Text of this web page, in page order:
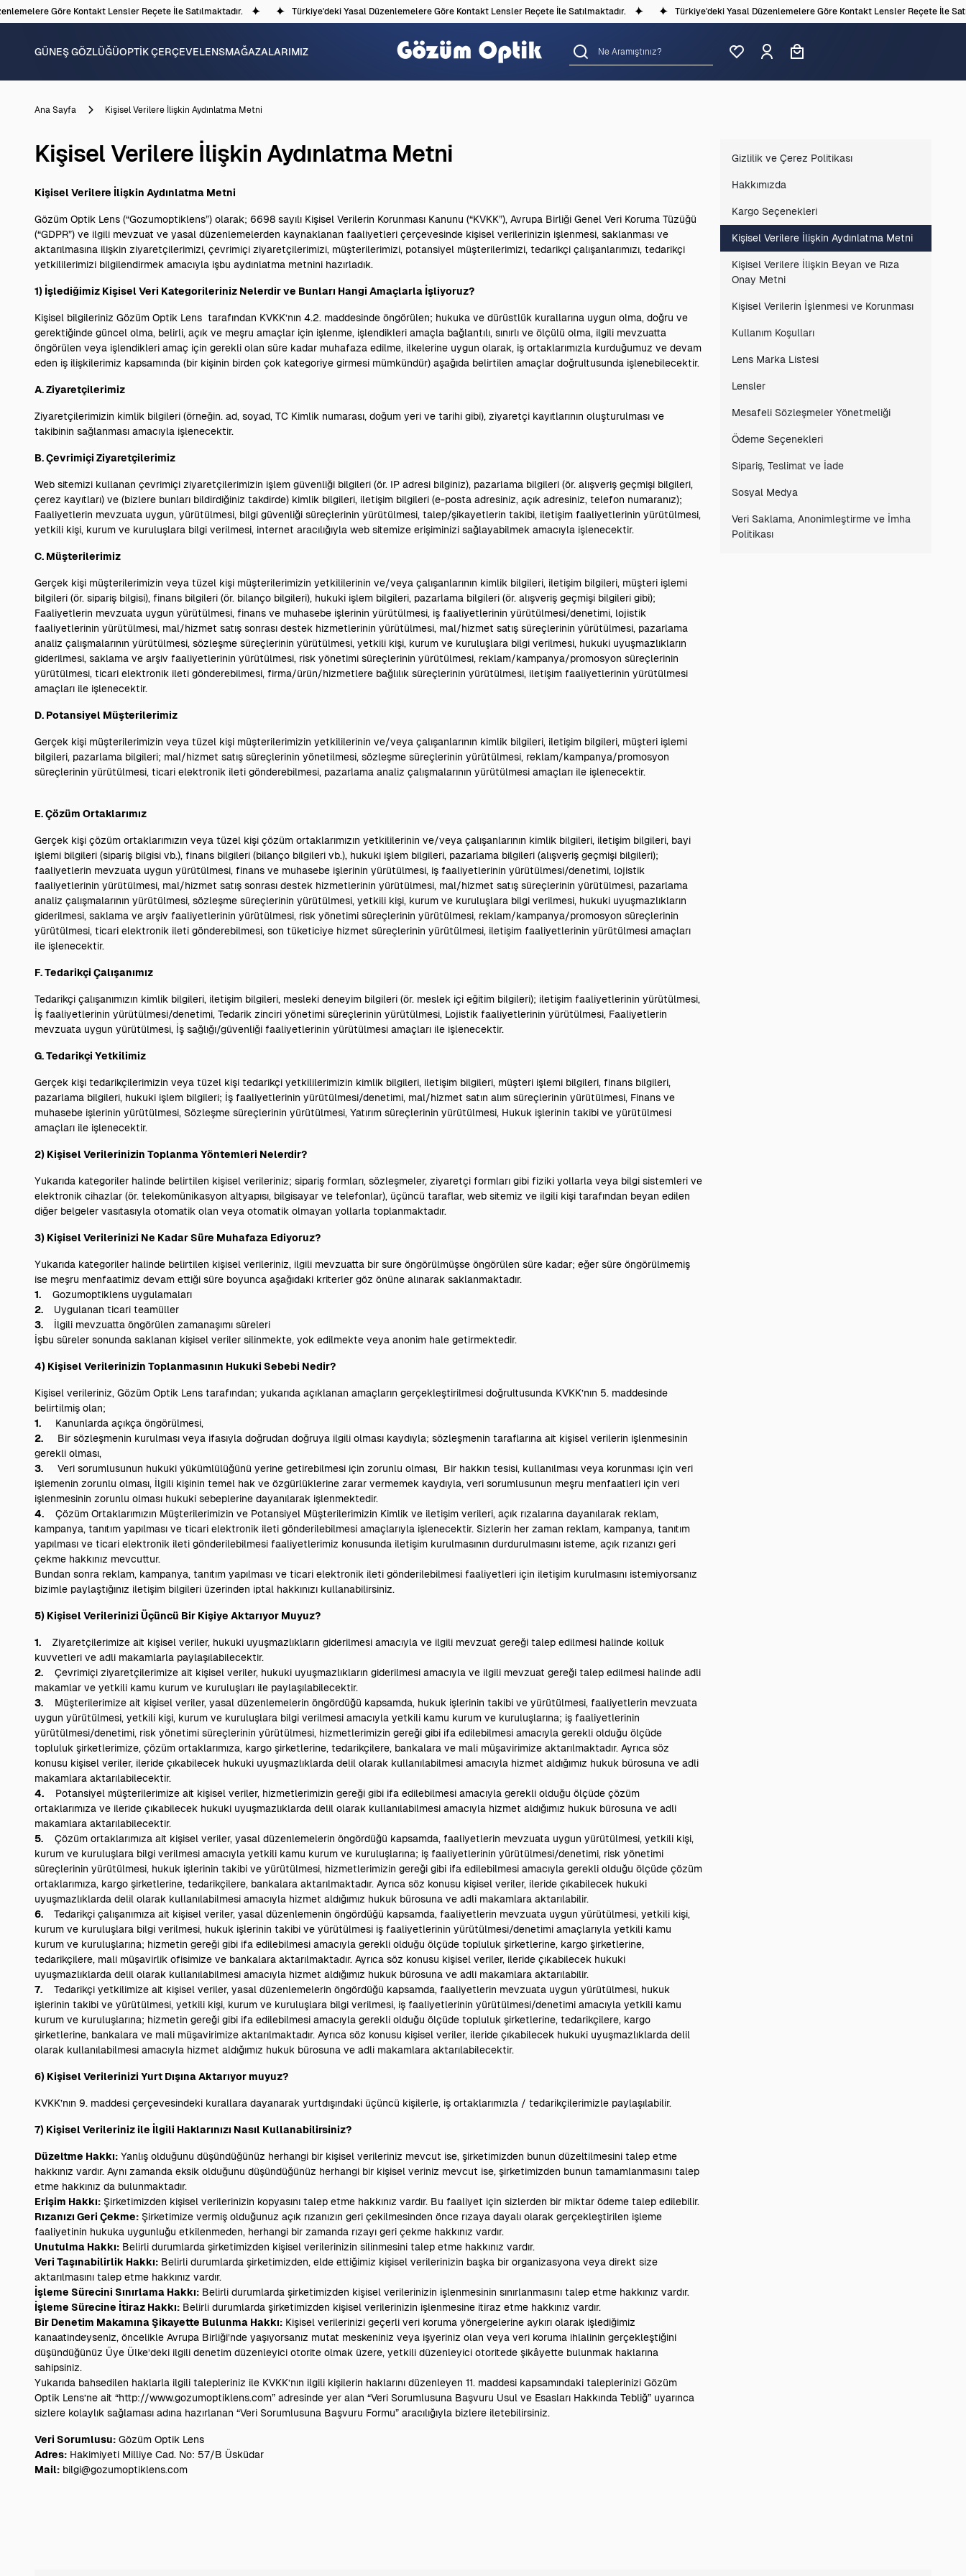
Göre Kontakt Lensler Reçete İle Satılmaktadır. Türkiye'deki Yasal Düzenlemelere Göre Kontakt Lensler Reçete İle Satılmaktadır. Türkiye'deki Yasal Düzenlemelere Göre Kontakt Lensler Reçete İle
GÜNEŞ GÖZLÜĞÜOPTİK ÇERÇEVELENSMAĞAZALARIMIZ
Ana Sayfa Kişisel Verilere İlişkin Aydınlatma Metni
Gizlilik ve Çerez Politikası
Hakkımızda
Kargo Seçenekleri
Kişisel Verilere İlişkin Aydınlatma Metni
Kişisel Verilere İlişkin Beyan ve Rıza
Onay Metni
Kişisel Verilerin İşlenmesi ve Korunması
Kullanım Koşulları
Lens Marka Listesi
Lensler
Mesafeli Sözleşmeler Yönetmeliği
Ödeme Seçenekleri
Sipariş, Teslimat ve İade
Sosyal Medya
Veri Saklama, Anonimleştirme ve İmha
Politikası
Kişisel Verilere İlişkin Aydınlatma Metni
Kişisel Verilere İlişkin Aydınlatma Metni
Gözüm Optik Lens (“Gozumoptiklens”) olarak; 6698 sayılı Kişisel Verilerin Korunması Kanunu (“KVKK”), Avrupa Birliği Genel Veri Koruma Tüzüğü
(“GDPR”) ve ilgili mevzuat ve yasal düzenlemelerden kaynaklanan faaliyetleri çerçevesinde kişisel verilerinizin işlenmesi, saklanması ve
aktarılmasına ilişkin ziyaretçilerimizi, çevrimiçi ziyaretçilerimizi, müşterilerimizi, potansiyel müşterilerimizi, tedarikçi çalışanlarımızı, tedarikçi
yetkililerimizi bilgilendirmek amacıyla işbu aydınlatma metnini hazırladık.
1) İşlediğimiz Kişisel Veri Kategorileriniz Nelerdir ve Bunları Hangi Amaçlarla İşliyoruz?
Kişisel bilgileriniz Gözüm Optik Lens tarafından KVKK’nın 4.2. maddesinde öngörülen; hukuka ve dürüstlük kurallarına uygun olma, doğru ve
gerektiğinde güncel olma, belirli, açık ve meşru amaçlar için işlenme, işlendikleri amaçla bağlantılı, sınırlı ve ölçülü olma, ilgili mevzuatta
öngörülen veya işlendikleri amaç için gerekli olan süre kadar muhafaza edilme, ilkelerine uygun olarak, iş ortaklarımızla kurduğumuz ve devam
eden iş ilişkilerimiz kapsamında (bir kişinin birden çok kategoriye girmesi mümkündür) aşağıda belirtilen amaçlar doğrultusunda işlenebilecektir.
A. Ziyaretçilerimiz
Ziyaretçilerimizin kimlik bilgileri (örneğin. ad, soyad, TC Kimlik numarası, doğum yeri ve tarihi gibi), ziyaretçi kayıtlarının oluşturulması ve
takibinin sağlanması amacıyla işlenecektir.
B. Çevrimiçi Ziyaretçilerimiz
Web sitemizi kullanan çevrimiçi ziyaretçilerimizin işlem güvenliği bilgileri (ör. IP adresi bilginiz), pazarlama bilgileri (ör. alışveriş geçmişi bilgileri,
çerez kayıtları) ve (bizlere bunları bildirdiğiniz takdirde) kimlik bilgileri, iletişim bilgileri (e-posta adresiniz, açık adresiniz, telefon numaranız);
Faaliyetlerin mevzuata uygun, yürütülmesi, bilgi güvenliği süreçlerinin yürütülmesi, talep/şikayetlerin takibi, iletişim faaliyetlerinin yürütülmesi,
yetkili kişi, kurum ve kuruluşlara bilgi verilmesi, internet aracılığıyla web sitemize erişiminizi sağlayabilmek amacıyla işlenecektir.
C. Müşterilerimiz
Gerçek kişi müşterilerimizin veya tüzel kişi müşterilerimizin yetkililerinin ve/veya çalışanlarının kimlik bilgileri, iletişim bilgileri, müşteri işlemi
bilgileri (ör. sipariş bilgisi), finans bilgileri (ör. bilanço bilgileri), hukuki işlem bilgileri, pazarlama bilgileri (ör. alışveriş geçmişi bilgileri gibi);
Faaliyetlerin mevzuata uygun yürütülmesi, finans ve muhasebe işlerinin yürütülmesi, iş faaliyetlerinin yürütülmesi/denetimi, lojistik
faaliyetlerinin yürütülmesi, mal/hizmet satış sonrası destek hizmetlerinin yürütülmesi, mal/hizmet satış süreçlerinin yürütülmesi, pazarlama
analiz çalışmalarının yürütülmesi, sözleşme süreçlerinin yürütülmesi, yetkili kişi, kurum ve kuruluşlara bilgi verilmesi, hukuki uyuşmazlıkların
giderilmesi, saklama ve arşiv faaliyetlerinin yürütülmesi, risk yönetimi süreçlerinin yürütülmesi, reklam/kampanya/promosyon süreçlerinin
yürütülmesi, ticari elektronik ileti gönderebilmesi, firma/ürün/hizmetlere bağlılık süreçlerinin yürütülmesi, iletişim faaliyetlerinin yürütülmesi
amaçları ile işlenecektir.
D. Potansiyel Müşterilerimiz
Gerçek kişi müşterilerimizin veya tüzel kişi müşterilerimizin yetkililerinin ve/veya çalışanlarının kimlik bilgileri, iletişim bilgileri, müşteri işlemi
bilgileri, pazarlama bilgileri; mal/hizmet satış süreçlerinin yönetilmesi, sözleşme süreçlerinin yürütülmesi, reklam/kampanya/promosyon
süreçlerinin yürütülmesi, ticari elektronik ileti gönderebilmesi, pazarlama analiz çalışmalarının yürütülmesi amaçları ile işlenecektir.
E. Çözüm Ortaklarımız
Gerçek kişi çözüm ortaklarımızın veya tüzel kişi çözüm ortaklarımızın yetkililerinin ve/veya çalışanlarının kimlik bilgileri, iletişim bilgileri, bayi
işlemi bilgileri (sipariş bilgisi vb.), finans bilgileri (bilanço bilgileri vb.), hukuki işlem bilgileri, pazarlama bilgileri (alışveriş geçmişi bilgileri);
faaliyetlerin mevzuata uygun yürütülmesi, finans ve muhasebe işlerinin yürütülmesi, iş faaliyetlerinin yürütülmesi/denetimi, lojistik
faaliyetlerinin yürütülmesi, mal/hizmet satış sonrası destek hizmetlerinin yürütülmesi, mal/hizmet satış süreçlerinin yürütülmesi, pazarlama
analiz çalışmalarının yürütülmesi, sözleşme süreçlerinin yürütülmesi, yetkili kişi, kurum ve kuruluşlara bilgi verilmesi, hukuki uyuşmazlıkların
giderilmesi, saklama ve arşiv faaliyetlerinin yürütülmesi, risk yönetimi süreçlerinin yürütülmesi, reklam/kampanya/promosyon süreçlerinin
yürütülmesi, ticari elektronik ileti gönderebilmesi, son tüketiciye hizmet süreçlerinin yürütülmesi, iletişim faaliyetlerinin yürütülmesi amaçları
ile işlenecektir.
F. Tedarikçi Çalışanımız
Tedarikçi çalışanımızın kimlik bilgileri, iletişim bilgileri, mesleki deneyim bilgileri (ör. meslek içi eğitim bilgileri); iletişim faaliyetlerinin yürütülmesi,
İş faaliyetlerinin yürütülmesi/denetimi, Tedarik zinciri yönetimi süreçlerinin yürütülmesi, Lojistik faaliyetlerinin yürütülmesi, Faaliyetlerin
mevzuata uygun yürütülmesi, İş sağlığı/güvenliği faaliyetlerinin yürütülmesi amaçları ile işlenecektir.
G. Tedarikçi Yetkilimiz
Gerçek kişi tedarikçilerimizin veya tüzel kişi tedarikçi yetkililerimizin kimlik bilgileri, iletişim bilgileri, müşteri işlemi bilgileri, finans bilgileri,
pazarlama bilgileri, hukuki işlem bilgileri; İş faaliyetlerinin yürütülmesi/denetimi, mal/hizmet satın alım süreçlerinin yürütülmesi, Finans ve
muhasebe işlerinin yürütülmesi, Sözleşme süreçlerinin yürütülmesi, Yatırım süreçlerinin yürütülmesi, Hukuk işlerinin takibi ve yürütülmesi
amaçları ile işlenecektir.
2) Kişisel Verilerinizin Toplanma Yöntemleri Nelerdir?
Yukarıda kategoriler halinde belirtilen kişisel verileriniz; sipariş formları, sözleşmeler, ziyaretçi formları gibi fiziki yollarla veya bilgi sistemleri ve
elektronik cihazlar (ör. telekomünikasyon altyapısı, bilgisayar ve telefonlar), üçüncü taraflar, web sitemiz ve ilgili kişi tarafından beyan edilen
diğer belgeler vasıtasıyla otomatik olan veya otomatik olmayan yollarla toplanmaktadır.
3) Kişisel Verilerinizi Ne Kadar Süre Muhafaza Ediyoruz?
Yukarıda kategoriler halinde belirtilen kişisel verileriniz, ilgili mevzuatta bir sure öngörülmüşse öngörülen süre kadar; eğer süre öngörülmemiş
ise meşru menfaatimiz devam ettiği süre boyunca aşağıdaki kriterler göz önüne alınarak saklanmaktadır.
1. Gozumoptiklens uygulamaları
2.
Uygulanan ticari teamüller
3.
İlgili mevzuatta öngörülen zamanaşımı süreleri
İşbu süreler sonunda saklanan kişisel veriler silinmekte, yok edilmekte veya anonim hale getirmektedir.
4) Kişisel Verilerinizin Toplanmasının Hukuki Sebebi Nedir?
Kişisel verileriniz, Gözüm Optik Lens tarafından; yukarıda açıklanan amaçların gerçekleştirilmesi doğrultusunda KVKK’nın 5. maddesinde
belirtilmiş olan;
1. Kanunlarda açıkça öngörülmesi,
2. Bir sözleşmenin kurulması veya ifasıyla doğrudan doğruya ilgili olması kaydıyla; sözleşmenin taraflarına ait kişisel verilerin işlenmesinin
gerekli olması,
3. Veri sorumlusunun hukuki yükümlülüğünü yerine getirebilmesi için zorunlu olması, Bir hakkın tesisi, kullanılması veya korunması için veri
işlemenin zorunlu olması, İlgili kişinin temel hak ve özgürlüklerine zarar vermemek kaydıyla, veri sorumlusunun meşru menfaatleri için veri
işlenmesinin zorunlu olması hukuki sebeplerine dayanılarak işlenmektedir.
4. Çözüm Ortaklarımızın Müşterilerimizin ve Potansiyel Müşterilerimizin Kimlik ve iletişim verileri, açık rızalarına dayanılarak reklam,
kampanya, tanıtım yapılması ve ticari elektronik ileti gönderilebilmesi amaçlarıyla işlenecektir. Sizlerin her zaman reklam, kampanya, tanıtım
yapılması ve ticari elektronik ileti gönderilebilmesi faaliyetlerimiz konusunda iletişim kurulmasının durdurulmasını isteme, açık rızanızı geri
çekme hakkınız mevcuttur.
Bundan sonra reklam, kampanya, tanıtım yapılması ve ticari elektronik ileti gönderilebilmesi faaliyetleri için iletişim kurulmasını istemiyorsanız
bizimle paylaştığınız iletişim bilgileri üzerinden iptal hakkınızı kullanabilirsiniz.
5) Kişisel Verilerinizi Üçüncü Bir Kişiye Aktarıyor Muyuz?
1. Ziyaretçilerimize ait kişisel veriler, hukuki uyuşmazlıkların giderilmesi amacıyla ve ilgili mevzuat gereği talep edilmesi halinde kolluk
kuvvetleri ve adli makamlarla paylaşılabilecektir.
2. Çevrimiçi ziyaretçilerimize ait kişisel veriler, hukuki uyuşmazlıkların giderilmesi amacıyla ve ilgili mevzuat gereği talep edilmesi halinde adli
makamlar ve yetkili kamu kurum ve kuruluşları ile paylaşılabilecektir.
3. Müşterilerimize ait kişisel veriler, yasal düzenlemelerin öngördüğü kapsamda, hukuk işlerinin takibi ve yürütülmesi, faaliyetlerin mevzuata
uygun yürütülmesi, yetkili kişi, kurum ve kuruluşlara bilgi verilmesi amacıyla yetkili kamu kurum ve kuruluşlarına; iş faaliyetlerinin
yürütülmesi/denetimi, risk yönetimi süreçlerinin yürütülmesi, hizmetlerimizin gereği gibi ifa edilebilmesi amacıyla gerekli olduğu ölçüde
topluluk şirketlerimize, çözüm ortaklarımıza, kargo şirketlerine, tedarikçilere, bankalara ve mali müşavirimize aktarılmaktadır. Ayrıca söz
konusu kişisel veriler, ileride çıkabilecek hukuki uyuşmazlıklarda delil olarak kullanılabilmesi amacıyla hizmet aldığımız hukuk bürosuna ve adli
makamlara aktarılabilecektir.
4. Potansiyel müşterilerimize ait kişisel veriler, hizmetlerimizin gereği gibi ifa edilebilmesi amacıyla gerekli olduğu ölçüde çözüm
ortaklarımıza ve ileride çıkabilecek hukuki uyuşmazlıklarda delil olarak kullanılabilmesi amacıyla hizmet aldığımız hukuk bürosuna ve adli
makamlara aktarılabilecektir.
5. Çözüm ortaklarımıza ait kişisel veriler, yasal düzenlemelerin öngördüğü kapsamda, faaliyetlerin mevzuata uygun yürütülmesi, yetkili kişi,
kurum ve kuruluşlara bilgi verilmesi amacıyla yetkili kamu kurum ve kuruluşlarına; iş faaliyetlerinin yürütülmesi/denetimi, risk yönetimi
süreçlerinin yürütülmesi, hukuk işlerinin takibi ve yürütülmesi, hizmetlerimizin gereği gibi ifa edilebilmesi amacıyla gerekli olduğu ölçüde çözüm
ortaklarımıza, kargo şirketlerine, tedarikçilere, bankalara aktarılmaktadır. Ayrıca söz konusu kişisel veriler, ileride çıkabilecek hukuki
uyuşmazlıklarda delil olarak kullanılabilmesi amacıyla hizmet aldığımız hukuk bürosuna ve adli makamlara aktarılabilir.
6.
Tedarikçi çalışanımıza ait kişisel veriler, yasal düzenlemenin öngördüğü kapsamda, faaliyetlerin mevzuata uygun yürütülmesi, yetkili kişi,
kurum ve kuruluşlara bilgi verilmesi, hukuk işlerinin takibi ve yürütülmesi iş faaliyetlerinin yürütülmesi/denetimi amaçlarıyla yetkili kamu
kurum ve kuruluşlarına; hizmetin gereği gibi ifa edilebilmesi amacıyla gerekli olduğu ölçüde topluluk şirketlerine, kargo şirketlerine,
tedarikçilere, mali müşavirlik ofisimize ve bankalara aktarılmaktadır. Ayrıca söz konusu kişisel veriler, ileride çıkabilecek hukuki
uyuşmazlıklarda delil olarak kullanılabilmesi amacıyla hizmet aldığımız hukuk bürosuna ve adli makamlara aktarılabilir.
7. Tedarikçi yetkilimize ait kişisel veriler, yasal düzenlemelerin öngördüğü kapsamda, faaliyetlerin mevzuata uygun yürütülmesi, hukuk
işlerinin takibi ve yürütülmesi, yetkili kişi, kurum ve kuruluşlara bilgi verilmesi, iş faaliyetlerinin yürütülmesi/denetimi amacıyla yetkili kamu
kurum ve kuruluşlarına; hizmetin gereği gibi ifa edilebilmesi amacıyla gerekli olduğu ölçüde topluluk şirketlerine, tedarikçilere, kargo
şirketlerine, bankalara ve mali müşavirimize aktarılmaktadır. Ayrıca söz konusu kişisel veriler, ileride çıkabilecek hukuki uyuşmazlıklarda delil
olarak kullanılabilmesi amacıyla hizmet aldığımız hukuk bürosuna ve adli makamlara aktarılabilecektir.
6) Kişisel Verilerinizi Yurt Dışına Aktarıyor muyuz?
KVKK’nın 9. maddesi çerçevesindeki kurallara dayanarak yurtdışındaki üçüncü kişilerle, iş ortaklarımızla / tedarikçilerimizle paylaşılabilir.
7) Kişisel Verileriniz ile İlgili Haklarınızı Nasıl Kullanabilirsiniz?
Düzeltme Hakkı: Yanlış olduğunu düşündüğünüz herhangi bir kişisel verileriniz mevcut ise, şirketimizden bunun düzeltilmesini talep etme
hakkınız vardır. Aynı zamanda eksik olduğunu düşündüğünüz herhangi bir kişisel veriniz mevcut ise, şirketimizden bunun tamamlanmasını talep
etme hakkınız da bulunmaktadır.
Erişim Hakkı: Şirketimizden kişisel verilerinizin kopyasını talep etme hakkınız vardır. Bu faaliyet için sizlerden bir miktar ödeme talep edilebilir.
Rızanızı Geri Çekme: Şirketimize vermiş olduğunuz açık rızanızın geri çekilmesinden önce rızaya dayalı olarak gerçekleştirilen işleme
faaliyetinin hukuka uygunluğu etkilenmeden, herhangi bir zamanda rızayı geri çekme hakkınız vardır.
Unutulma Hakkı: Belirli durumlarda şirketimizden kişisel verilerinizin silinmesini talep etme hakkınız vardır.
Veri Taşınabilirlik Hakkı: Belirli durumlarda şirketimizden, elde ettiğimiz kişisel verilerinizin başka bir organizasyona veya direkt size
aktarılmasını talep etme hakkınız vardır.
İşleme Sürecini Sınırlama Hakkı: Belirli durumlarda şirketimizden kişisel verilerinizin işlenmesinin sınırlanmasını talep etme hakkınız vardır.
İşleme Sürecine İtiraz Hakkı: Belirli durumlarda şirketimizden kişisel verilerinizin işlenmesine itiraz etme hakkınız vardır.
Bir Denetim Makamına Şikayette Bulunma Hakkı: Kişisel verilerinizi geçerli veri koruma yönergelerine aykırı olarak işlediğimiz
kanaatindeyseniz, öncelikle Avrupa Birliği’nde yaşıyorsanız mutat meskeniniz veya işyeriniz olan veya veri koruma ihlalinin gerçekleştiğini
düşündüğünüz Üye Ülke’deki ilgili denetim düzenleyici otorite olmak üzere, yetkili düzenleyici otoritede şikâyette bulunmak haklarına
sahipsiniz.
Yukarıda bahsedilen haklarla ilgili talepleriniz ile KVKK’nın ilgili kişilerin haklarını düzenleyen 11. maddesi kapsamındaki taleplerinizi Gözüm
Optik Lens’ne ait “http://www.gozumoptiklens.com” adresinde yer alan “Veri Sorumlusuna Başvuru Usul ve Esasları Hakkında Tebliğ” uyarınca
sizlere kolaylık sağlaması adına hazırlanan “Veri Sorumlusuna Başvuru Formu” aracılığıyla bizlere iletebilirsiniz.
Veri Sorumlusu: Gözüm Optik Lens
Adres: Hakimiyeti Milliye Cad. No: 57/B Üsküdar
Mail: bilgi@gozumoptiklens.com